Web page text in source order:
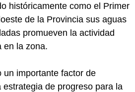
históricamente como el Primer
de la Provincia sus aguas
promueven la actividad
en la zona.
un importante factor de
de progreso para la